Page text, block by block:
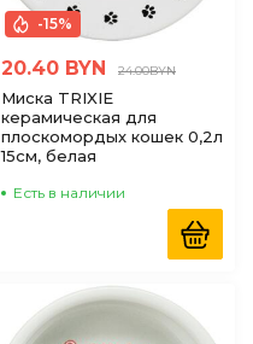
-15%
20.40 BYN 24.00BYN
Миска TRIXIE
керамическая для
плоскомордых кошек 0,2л
15см, белая
Есть в наличии